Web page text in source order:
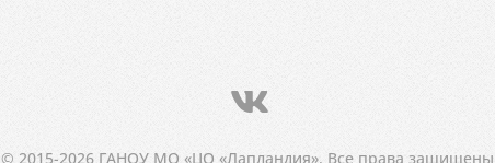
© 2015-2026 ГАНОУ МО «ЦО «Лапландия». Все права